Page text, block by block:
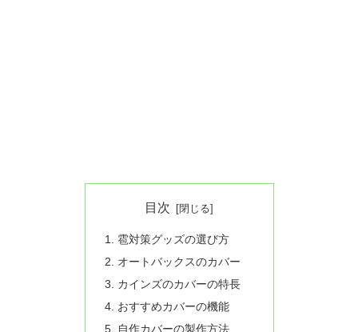
目次
雹対策グッズの選び方
オートバックスのカバー
カインズのカバーの特長
おすすめカバーの機能
自作カバーの製作方法